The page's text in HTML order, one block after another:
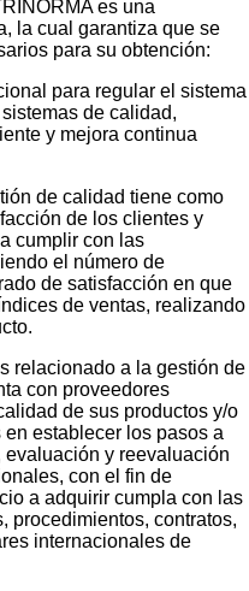
es una
la cual garantiza que se
para su obtención:
para regular el sistema
de calidad,
y mejora continua
de calidad tiene como
de los clientes y
cumplir con las
el número de
de satisfacción en que
de ventas, realizando
relacionado a la gestión de
con proveedores
de sus productos y/o
establecer los pasos a
y reevaluación
con el fin de
a adquirir cumpla con las
procedimientos, contratos,
internacionales de